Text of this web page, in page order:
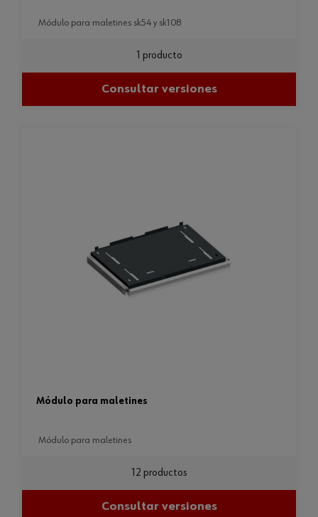
módulo para maletines sk54 y sk108
1 producto
Consultar versiones
módulo para maletines
módulo para maletines
12 productos
Consultar versiones